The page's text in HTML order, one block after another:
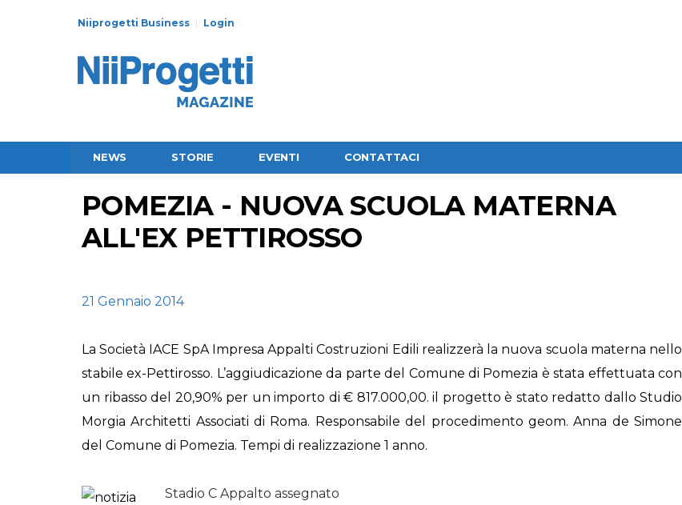
Niiprogetti Business Login
NEWS STORIE EVENTI CONTATTACI
POMEZIA - NUOVA SCUOLA MATERNA
ALL'EX PETTIROSSO
21 Gennaio 2014
La Società IACE SpA Impresa Appalti Costruzioni Edili realizzerà la nuova scuola materna nello
stabile ex-Pettirosso. L’aggiudicazione da parte del Comune di Pomezia è stata effettuata con
un ribasso del 20,90% per un importo di € 817.000,00. il progetto è stato redatto dallo Studio
Morgia Architetti Associati di Roma. Responsabile del procedimento geom. Anna de Simone
del Comune di Pomezia. Tempi di realizzazione 1 anno.
Stadio C Appalto assegnato
URBAN
HEADQUARTERS. Il
HEADQUARTERS
STORIE
Urban Headquarters: